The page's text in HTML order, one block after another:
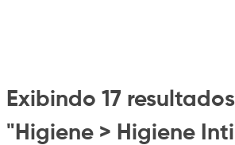
Exibindo 17
"Higiene > Higiene